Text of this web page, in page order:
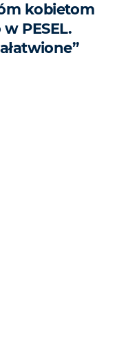
kobietom
PESEL.